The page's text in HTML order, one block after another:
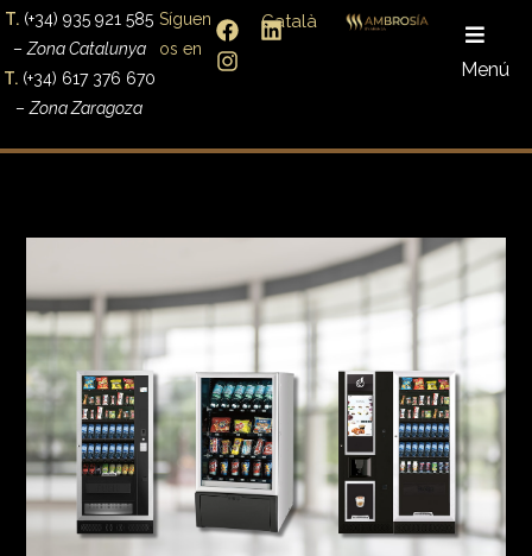
T. (+34) 935 921 585
–Zona Catalunya
T.(+34) 617 376 670
–Zona Zaragoza
Síguen
os en
Català
Menú